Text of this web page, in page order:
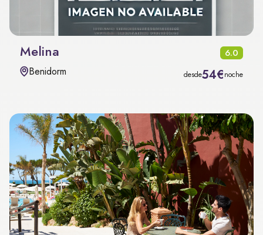
Melina 6.0
Benidorm desde54€noche